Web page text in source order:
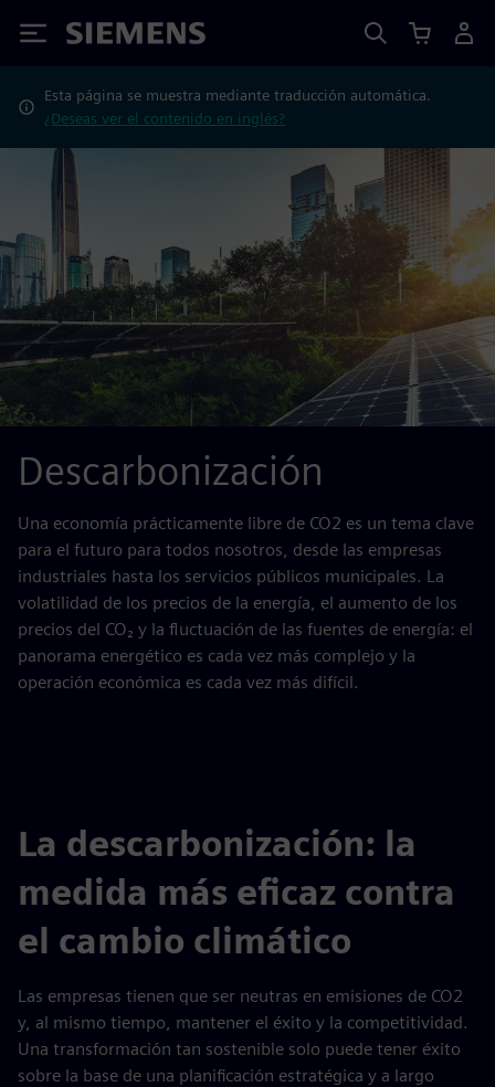
Siemens
Esta página se muestra mediante traducción automática.
¿Deseas ver el contenido en inglés?
Descarbonización
Una economía prácticamente libre de CO2 es un tema clave
para el futuro para todos nosotros, desde las empresas
industriales hasta los servicios públicos municipales. La
volatilidad de los precios de la energía, el aumento de los
precios del CO₂ y la fluctuación de las fuentes de energía: el
panorama energético es cada vez más complejo y la
operación económica es cada vez más difícil.
La descarbonización: la
medida más eficaz contra
el cambio climático
Las empresas tienen que ser neutras en emisiones de CO2
y, al mismo tiempo, mantener el éxito y la competitividad.
Una transformación tan sostenible solo puede tener éxito
sobre la base de una planificación estratégica y a largo